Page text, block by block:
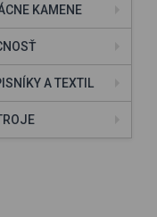
KAMENE
A TEXTIL